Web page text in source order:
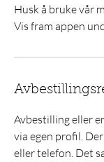
Husk å bruke vår
Vis fram appen
Avbestilling eller
via egen profil.
eller telefon. Det